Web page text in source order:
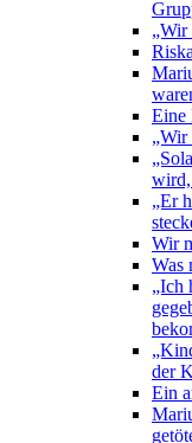
„Wir
Eine
„Wir
wird,
„Er
Wir
Was
„Ich
der
Ein